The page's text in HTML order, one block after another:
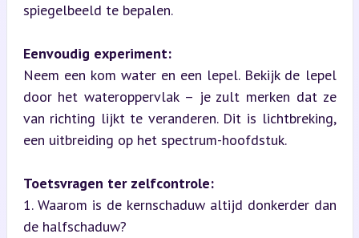
spiegelbeeld te bepalen.
Eenvoudig experiment:
Neem een kom water en een lepel. Bekijk de lepel
door het wateroppervlak – je zult merken dat ze
van richting lijkt te veranderen. Dit is lichtbreking,
een uitbreiding op het spectrum-hoofdstuk.
Toetsvragen ter zelfcontrole:
1. Waarom is de kernschaduw altijd donkerder dan
de halfschaduw?